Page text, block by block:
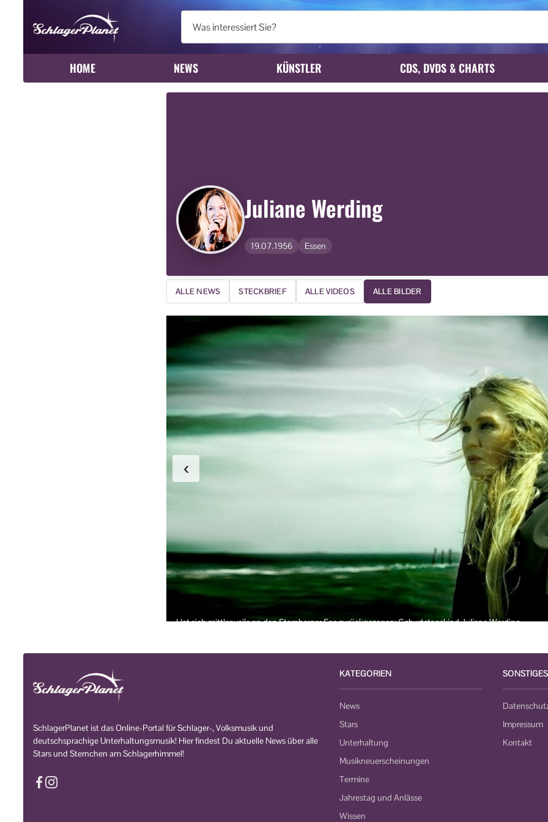
HOME NEWS KÜNSTLER CDS, DVDS & CHARTS
Juliane Werding
19.07.1956 Essen
ALLE NEWS STECKBRIEF ALLE VIDEOS ALLE BILDER
‹
Hat sich mittlerweile an den Starnberger See zurückgezogen: Geburtstagskind Juliane Werding.
SchlagerPlanet ist das Online-Portal für Schlager-, Volksmusik und
deutschsprachige Unterhaltungsmusik! Hier findest Du aktuelle News über alle
Stars und Sternchen am Schlagerhimmel!
KATEGORIEN
News
Stars
Unterhaltung
Musikneuerscheinungen
Termine
Jahrestag und Anlässe
Wissen
SONSTIGES
Impressum
Kontakt